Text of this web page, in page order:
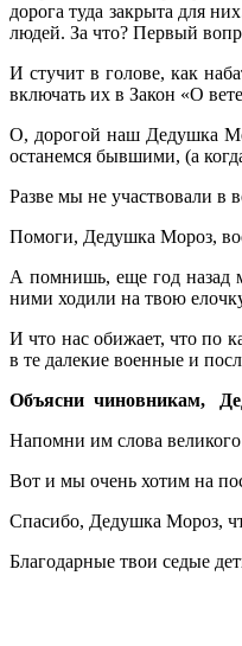
дорога туда закрыта для
людей. За что? Первый
И стучит в голове, как
включать их в Закон «О
О, дорогой наш Дедушка
останемся бывшими, (а
Разве мы не участвовали
Помоги, Дедушка Мороз,
А помнишь, еще год назад
ними ходили на твою
И что нас обижает, что по
в те далекие военные и
Объясни чиновникам,
Напомни им слова
Вот и мы очень хотим на
Спасибо, Дедушка Мороз,
Благодарные твои седые